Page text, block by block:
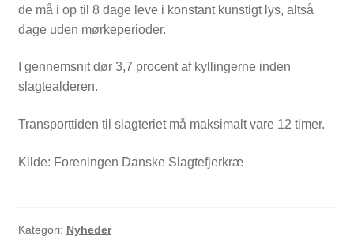
de må i op til 8 dage leve i konstant kunstigt lys, altså
dage uden mørkeperioder.
I gennemsnit dør 3,7 procent af kyllingerne inden
slagtealderen.
Transporttiden til slagteriet må maksimalt vare 12 timer.
Kilde: Foreningen Danske Slagtefjerkræ
Kategori: Nyheder